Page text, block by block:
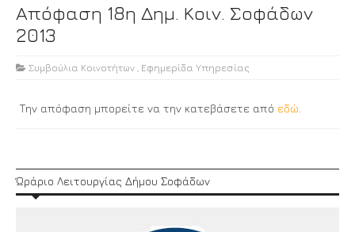
Απόφαση 18η Δημ. Κοιν. Σοφάδων
2013
Συμβούλια Κοινοτήτων Εφημερίδα Υπηρεσίας
Την απόφαση μπορείτε να την κατεβάσετε από εδώ
Ώράριο Λειτουργίας Δήμου Σοφάδων